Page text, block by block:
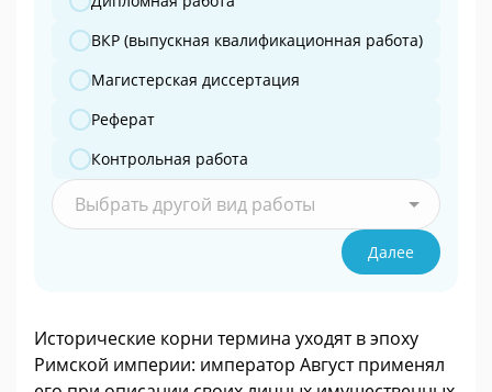
ВКР (выпускная квалификационная работа)
Магистерская диссертация
Реферат
Контрольная работа
Выбрать другой вид работы
Далее
Исторические корни термина уходят в эпоху
Римской империи: император Август применял